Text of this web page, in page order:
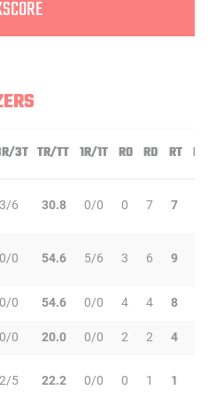
3T TR/TT 1R/1T RO RD RT PD
3/6 30.8 0/0 0 7 7
0/0 54.6 5/6 3 6 9
0/0 54.6 0/0 4 4 8
0/0 20.0 0/0 2 2 4
2/5 22.2 0/0 0 1 1